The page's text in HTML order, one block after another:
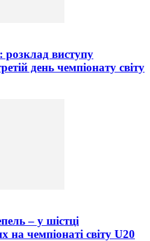
розклад виступу
день чемпіонату світу
– у шістці
на чемпіонаті світу U20